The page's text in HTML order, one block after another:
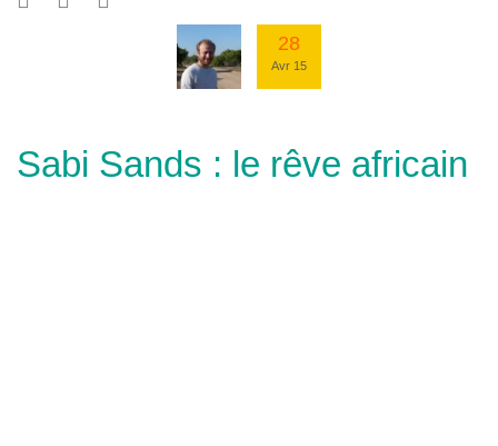
28
Avr 15
Sabi Sands : le rêve africain